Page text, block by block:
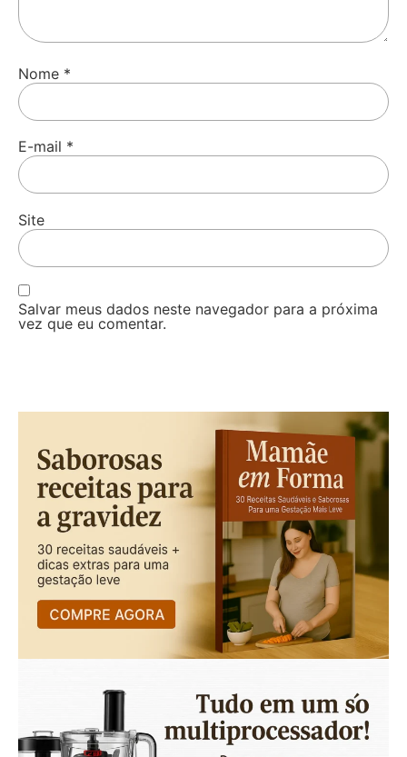
Nome *
E-mail *
Site
Salvar meus dados neste navegador para a próxima
vez que eu comentar.